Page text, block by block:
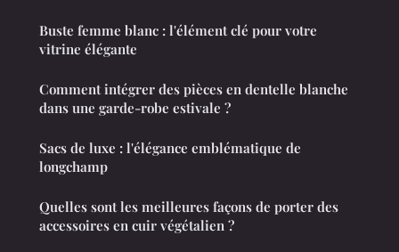
Buste femme blanc : l'élément clé pour votre
vitrine élégante
Comment intégrer des pièces en dentelle blanche
dans une garde-robe estivale ?
Sacs de luxe : l'élégance emblématique de
longchamp
Quelles sont les meilleures façons de porter des
accessoires en cuir végétalien ?